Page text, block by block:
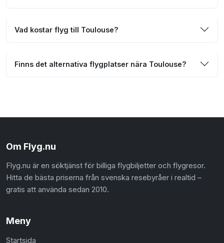
Vad kostar flyg till Toulouse?
Finns det alternativa flygplatser nära Toulouse?
Om Flyg.nu
Flyg.nu är en söktjänst för billiga flygbiljetter och flygresor.
Hitta de bästa priserna från svenska resebyråer i realtid –
gratis att använda sedan 2010.
Meny
Startsida